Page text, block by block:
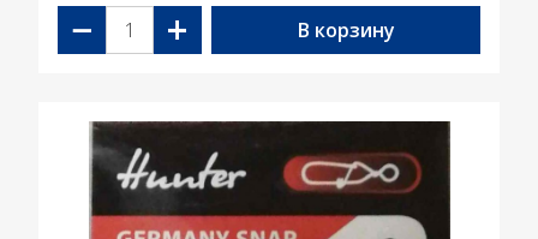
− + В корзину